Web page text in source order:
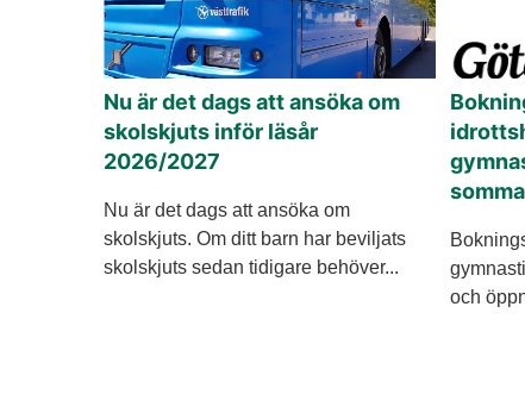
Nu är det dags att ansöka om
skolskjuts inför läsår
2026/2027
Nu är det dags att ansöka om
skolskjuts. Om ditt barn har beviljats
skolskjuts sedan tidigare behöver...
och